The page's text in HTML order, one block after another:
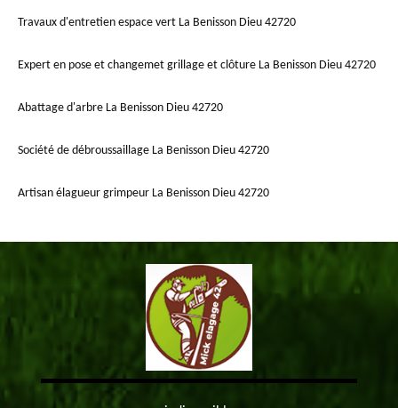
Travaux d'entretien espace vert La Benisson Dieu 42720
Expert en pose et changemet grillage et clôture La Benisson Dieu 42720
Abattage d'arbre La Benisson Dieu 42720
Société de débroussaillage La Benisson Dieu 42720
Artisan élagueur grimpeur La Benisson Dieu 42720